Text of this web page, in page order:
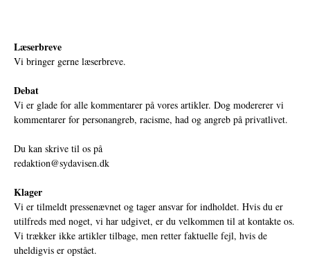
Læserbreve
Vi bringer gerne læserbreve.
Debat
Vi er glade for alle kommentarer på vores artikler. Dog modererer vi
kommentarer for personangreb, racisme, had og angreb på privatlivet.
Du kan skrive til os på
redaktion@sydavisen.dk
Klager
Vi er tilmeldt pressenævnet og tager ansvar for indholdet. Hvis du er
utilfreds med noget, vi har udgivet, er du velkommen til at kontakte os.
Vi trækker ikke artikler tilbage, men retter faktuelle fejl, hvis de
uheldigvis er opstået.